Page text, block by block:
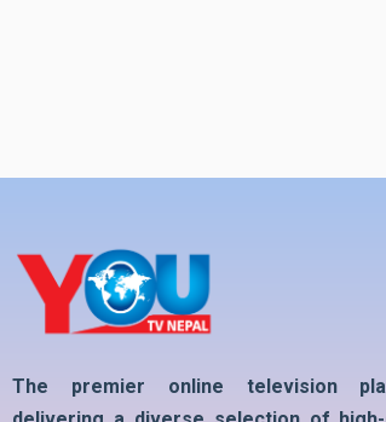
The premier online television